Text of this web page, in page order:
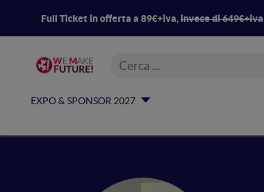
Full Ticket in offerta a 89€+iva,invece di 649€+iva
EXPO & SPONSOR 2027